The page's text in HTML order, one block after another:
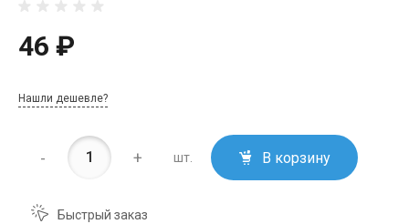
46 ₽
Нашли дешевле?
- + шт. В корзину
Быстрый заказ